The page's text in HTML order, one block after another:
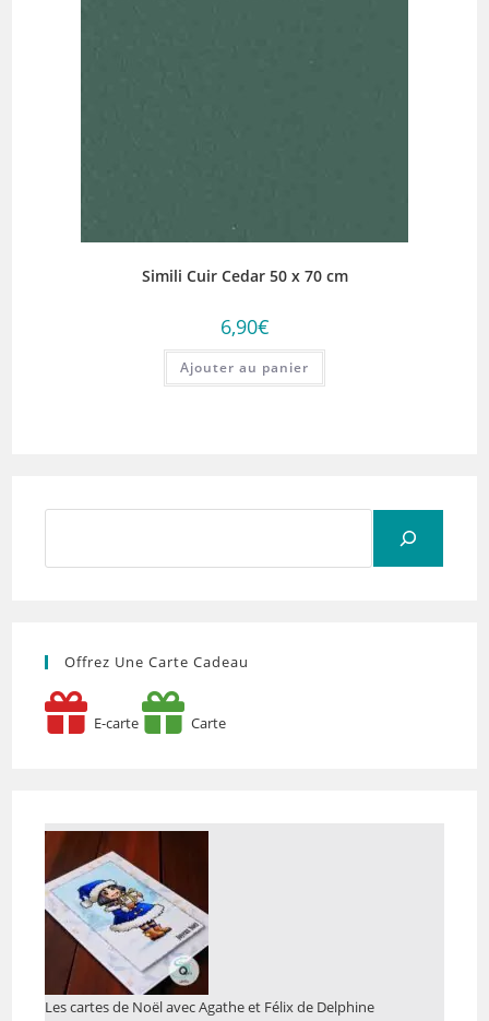
Simili Cuir Cedar 50 x 70 cm
6,90€
Ajouter au panier
Offrez Une Carte Cadeau
E-carte Carte
Les cartes de Noël avec Agathe et Félix de Delphine